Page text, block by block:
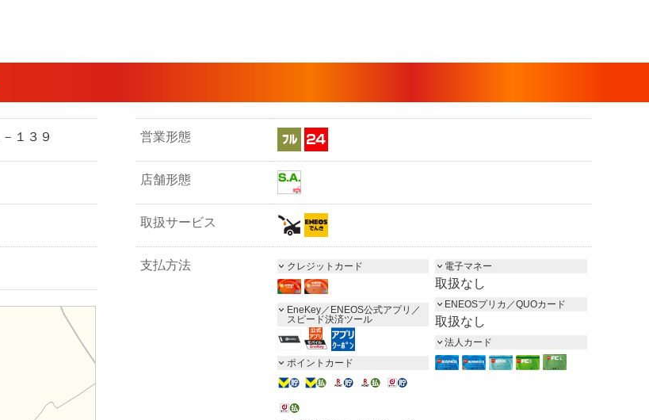
１３９ 営業形態
店舗形態
取扱サービス
支払方法 クレジットカード
EneKey／ENEOS公式アプリ／
スピード決済ツール
ポイントカード
電子マネー
取扱なし
ENEOSプリカ／QUOカード
取扱なし
法人カード